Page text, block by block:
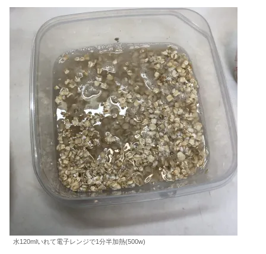
水120mlいれて電子レンジで1分半加熱(500w)